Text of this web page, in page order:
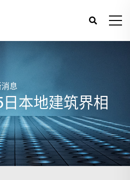
息
本地建筑界相